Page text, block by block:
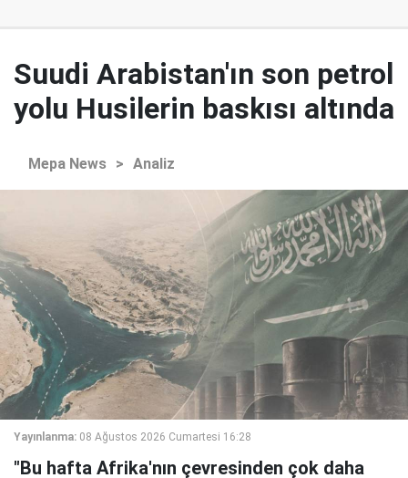
Suudi Arabistan'ın son petrol
yolu Husilerin baskısı altında
Mepa News > Analiz
Yayınlanma: 08 Ağustos 2026 Cumartesi 16:28
"Bu hafta Afrika'nın çevresinden çok daha